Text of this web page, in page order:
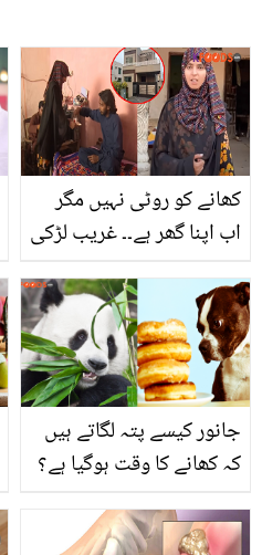
کھانے کو روٹی نہیں مگر
اب اپنا گھر ہے۔۔ غریب لڑکی
ماں باپ کو گھر بنا کر دیا؟
بیٹوں سے زیادہ قابل بیٹی
کی کہانی
جانور کیسے پتہ لگاتے ہیں
کہ کھانے کا وقت ہوگیا ہے؟
نہیں آئے گا